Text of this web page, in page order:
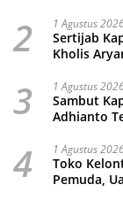
2 1 Agustus
Sertijab
Kholis
3 1 Agustus
Sambut
Adhianto
4 1 Agustus
Toko
Pemuda,